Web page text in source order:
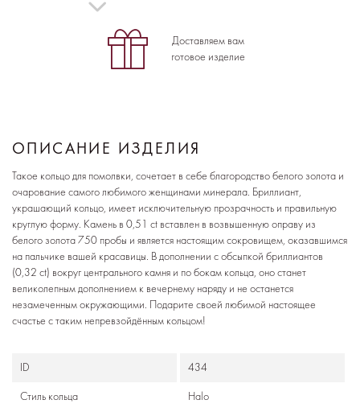
Доставляем вам
готовое изделие
ОПИСАНИЕ ИЗДЕЛИЯ
Такое кольцо для помолвки, сочетает в себе благородство белого золота и
очарование самого любимого женщинами минерала. Бриллиант,
украшающий кольцо, имеет исключительную прозрачность и правильную
круглую форму. Камень в 0,51 ct вставлен в возвышенную оправу из
белого золота 750 пробы и является настоящим сокровищем, оказавшимся
на пальчике вашей красавицы. В дополнении с обсыпкой бриллиантов
(0,32 ct) вокруг центрального камня и по бокам кольца, оно станет
великолепным дополнением к вечернему наряду и не останется
незамеченным окружающими. Подарите своей любимой настоящее
счастье с таким непревзойдённым кольцом!
ID 434
Стиль кольца Halo